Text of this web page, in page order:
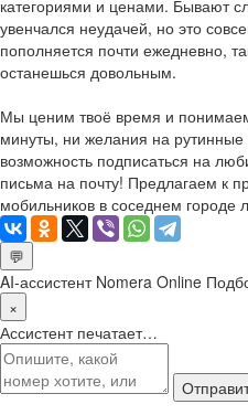
категориями и ценами. Бывают
увенчался неудачей, но это
пополняется почти ежедневно,
останешься довольным.
Мы ценим твоё время и
минуты, ни желания на рутинные
возможность подписаться на
письма на почту! Предлагаем к
мобильников в соседнем городе
💬
AI-ассистент Nomera Online
×
Ассистент печатает…